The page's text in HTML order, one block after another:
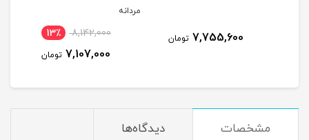
7,755,600 تومان
مردانه
8,142,000 13٪
7,107,000 تومان
مشخصات دیدگاه‌ها